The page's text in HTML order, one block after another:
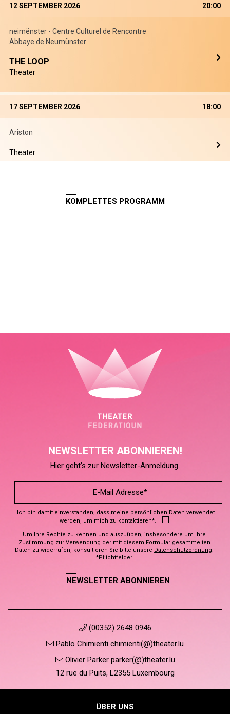
12 SEPTEMBER 2026 20:00
neimënster - Centre Culturel de Rencontre
Abbaye de Neumünster
THE LOOP
Theater
17 SEPTEMBER 2026 18:00
Ariston
Theater
KOMPLETTES PROGRAMM
NEWSLETTER ABONNIEREN!
Hier geht’s zur Newsletter-Anmeldung.
Ich bin damit einverstanden, dass meine persönlichen Daten verwendet
werden, um mich zu kontaktieren*.
Um Ihre Rechte zu kennen und auszuüben, insbesondere um Ihre
Zustimmung zur Verwendung der mit diesem Formular gesammelten
Daten zu widerrufen, konsultieren Sie bitte unsere Datenschutzordnung.
*Pflichtfelder
NEWSLETTER ABONNIEREN
(00352) 2648 0946
Pablo Chimienti chimienti(@)theater.lu
Olivier Parker parker(@)theater.lu
12 rue du Puits, L2355 Luxembourg
ÜBER UNS